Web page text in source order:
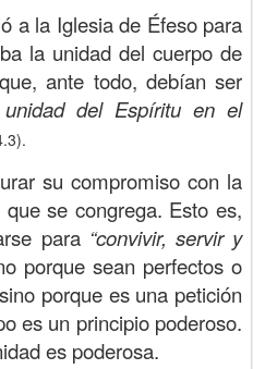
a la Iglesia de Éfeso para
la unidad del cuerpo de
ante todo, debían ser
del Espíritu en el
su compromiso con la
se congrega. Esto es,
para “convivir, servir y
porque sean perfectos o
porque es una petición
es un principio poderoso.
es poderosa.